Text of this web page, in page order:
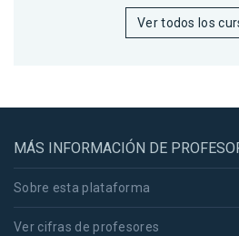
Ver todos los
MÁS INFORMACIÓN DE
Sobre esta plataforma
Ver cifras de profesores